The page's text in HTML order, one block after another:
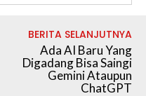
BERITA SELANJUTNYA
Ada AI Baru Yang
Digadang Bisa Saingi
Gemini Ataupun
ChatGPT